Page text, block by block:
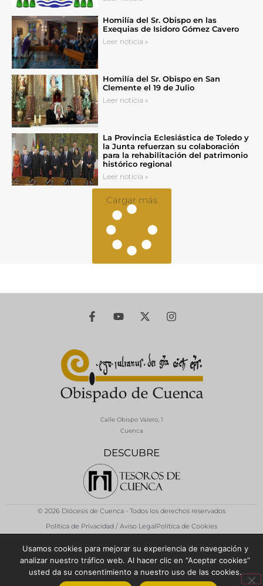
Homilía del Sr. Obispo en las
Exequias de Isidoro Gómez Cavero
Leer noticia »
Homilía del Sr. Obispo en San
Clemente el 19 de Julio
Leer noticia »
La Provincia Eclesiástica de Toledo y
la Junta refuerzan su colaboración
para la rehabilitación del patrimonio
histórico regional
Leer noticia »
Cargar más
DESCUBRE
Calle Obispo Valero, 1
Cuenca
© 2026 Diócesis de Cuenca - Todos los derechos reservados
Política de Privacidad / Aviso LegalPolítica de Cookies
Usamos cookies para mejorar su experiencia de navegación y
analizar nuestro tráfico web. Al hacer clic en “Aceptar cookies”
usted da su consentimiento a nuestro uso de las cookies.